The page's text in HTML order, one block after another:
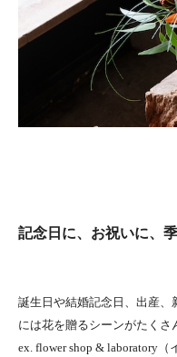
記念日に、お祝いに、
誕生日や結婚記念日、出産、
には花を贈るシーンがたくさ
ex. flower shop & laboratory